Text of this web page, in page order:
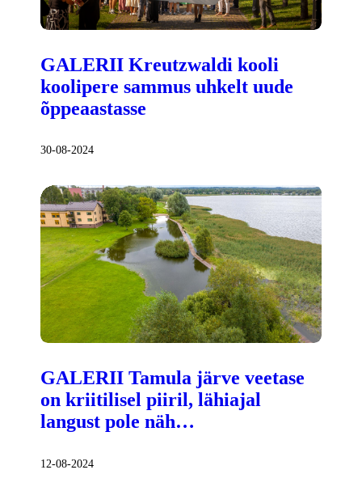
GALERII Kreutzwaldi kooli
koolipere sammus uhkelt uude
õppeaastasse
30-08-2024
GALERII Tamula järve veetase
on kriitilisel piiril, lähiajal
langust pole näh…
12-08-2024